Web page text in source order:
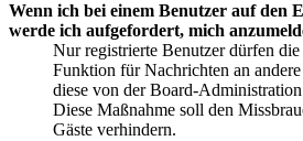
Wenn ich bei einem Benutzer auf den
werde ich aufgefordert, mich
Nur registrierte Benutzer dürfen
Funktion für Nachrichten an
diese von der Board-
Diese Maßnahme soll den
Gäste verhindern.